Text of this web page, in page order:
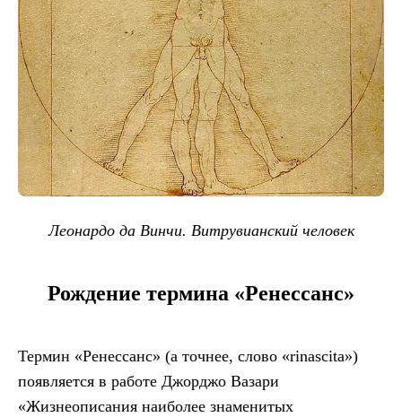
Леонардо да Винчи. Витрувианский человек
Рождение термина «Ренессанс»
Термин «Ренессанс» (а точнее, слово «rinascita»)
появляется в работе Джорджо Вазари
«Жизнеописания наиболее знаменитых